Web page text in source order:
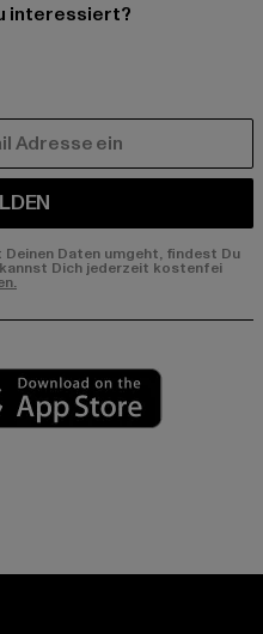
interessiert?
Daten umgeht, findest Du
Dich jederzeit kostenfei